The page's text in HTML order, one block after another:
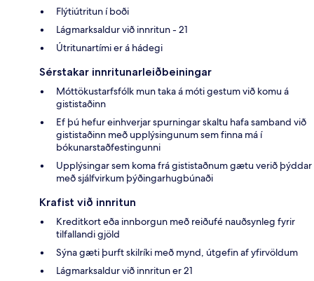
Flýtiútritun í boði
Lágmarksaldur við innritun - 21
Útritunartími er á hádegi
Sérstakar innritunarleiðbeiningar
Móttökustarfsfólk mun taka á móti gestum við komu á
gististaðinn
Ef þú hefur einhverjar spurningar skaltu hafa samband við
gististaðinn með upplýsingunum sem finna má í
bókunarstaðfestingunni
Upplýsingar sem koma frá gististaðnum gætu verið þýddar
með sjálfvirkum þýðingarhugbúnaði
Krafist við innritun
Kreditkort eða innborgun með reiðufé nauðsynleg fyrir
tilfallandi gjöld
Sýna gæti þurft skilríki með mynd, útgefin af yfirvöldum
Lágmarksaldur við innritun er 21